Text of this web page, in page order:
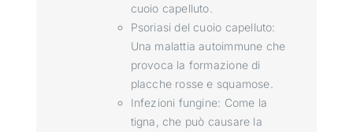
cuoio capelluto.
Psoriasi del cuoio capelluto:
Una malattia autoimmune che
provoca la formazione di
placche rosse e squamose.
Infezioni fungine: Come la
tigna, che può causare la